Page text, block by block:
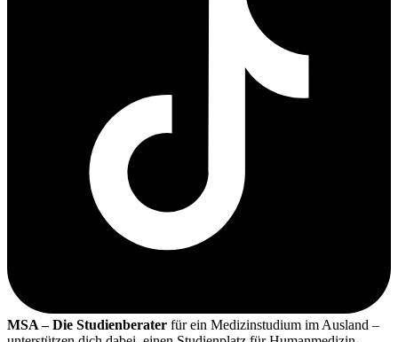
MSA – Die Studienberater für ein Medizinstudium im Ausland –